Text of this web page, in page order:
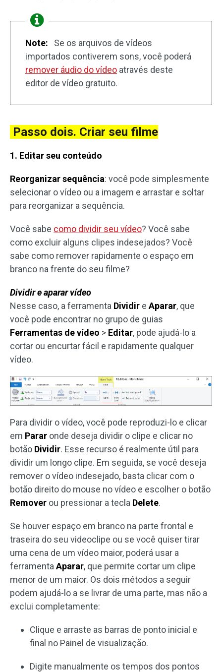
Note:
Se os arquivos de vídeos
importados contiverem sons, você poderá
remover áudio do vídeo através deste
editor de vídeo gratuito.
Passo dois. Criar seu filme
1. Editar seu conteúdo
Reorganizar sequência: você pode simplesmente
selecionar o vídeo ou a imagem e arrastar e soltar
para reorganizar a sequência.
Você sabe como dividir seu vídeo? Você sabe
como excluir alguns clipes indesejados? Você
sabe como remover rapidamente o espaço em
branco na frente do seu filme?
Dividir e aparar vídeo
Nesse caso, a ferramenta Dividir e Aparar, que
você pode encontrar no grupo de guias
Ferramentas de vídeo > Editar, pode ajudá-lo a
cortar ou encurtar fácil e rapidamente qualquer
vídeo.
Para dividir o vídeo, você pode reproduzi-lo e clicar
em Parar onde deseja dividir o clipe e clicar no
botão Dividir. Esse recurso é realmente útil para
dividir um longo clipe. Em seguida, se você deseja
remover o vídeo indesejado, basta clicar com o
botão direito do mouse no vídeo e escolher o botão
Remover ou pressionar a tecla Delete.
Se houver espaço em branco na parte frontal e
traseira do seu videoclipe ou se você quiser tirar
uma cena de um vídeo maior, poderá usar a
ferramenta Aparar, que permite cortar um clipe
menor de um maior. Os dois métodos a seguir
podem ajudá-lo a se livrar de uma parte, mas não a
exclui completamente:
Clique e arraste as barras de ponto inicial e
final no Painel de visualização.
Digite manualmente os tempos dos pontos